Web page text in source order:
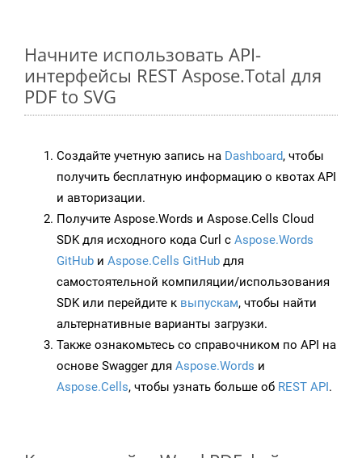
Начните использовать API-
интерфейсы REST Aspose.Total для
PDF to SVG
Создайте учетную запись на Dashboard, чтобы
получить бесплатную информацию о квотах API
и авторизации.
Получите Aspose.Words и Aspose.Cells Cloud
SDK для исходного кода Curl с Aspose.Words
GitHub и Aspose.Cells GitHub для
самостоятельной компиляции/использования
SDK или перейдите к выпускам, чтобы найти
альтернативные варианты загрузки.
Также ознакомьтесь со справочником по API на
основе Swagger для Aspose.Words и
Aspose.Cells, чтобы узнать больше об REST API.